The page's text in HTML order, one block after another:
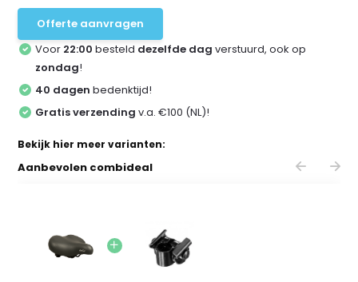
Offerte aanvragen
Voor 22:00 besteld dezelfde dag verstuurd, ook op
zondag!
40 dagen bedenktijd!
Gratis verzending v.a. €100 (NL)!
Bekijk hier meer varianten:
Aanbevolen combideal